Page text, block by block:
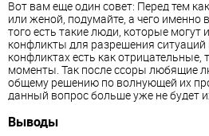
Вот вам еще один совет: Перед тем
или женой, подумайте, а чего именно
того есть такие люди, которые могут
конфликты для разрешения ситуаций
конфликтах есть как
моменты. Так после ссоры любящие
общему решению по волнующей их
данный вопрос больше уже не будет
Выводы